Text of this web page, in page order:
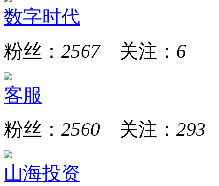
数字时代
粉丝： 2567关注： 6
客服
粉丝： 2560 关注： 293
山海投资